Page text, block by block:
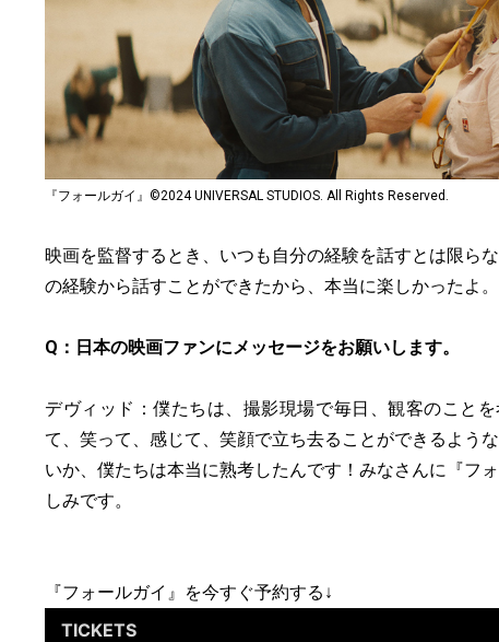
『フォールガイ』©2024 UNIVERSAL STUDIOS. All Rights Reserved.
映画を監督するとき、いつも自分の経験を話すとは限ら
の経験から話すことができたから、本当に楽しかったよ。
Q：日本の映画ファンにメッセージをお願いします。
デヴィッド：僕たちは、撮影現場で毎日、観客のこと
て、笑って、感じて、笑顔で立ち去ることができるよう
いか、僕たちは本当に熟考したんです！みなさんに『フ
しみです。
『フォールガイ』を今すぐ予約する↓